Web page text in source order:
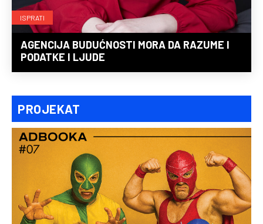
ISPRATI
AGENCIJA BUDUĆNOSTI MORA DA RAZUME I
PODATKE I LJUDE
PROJEKAT